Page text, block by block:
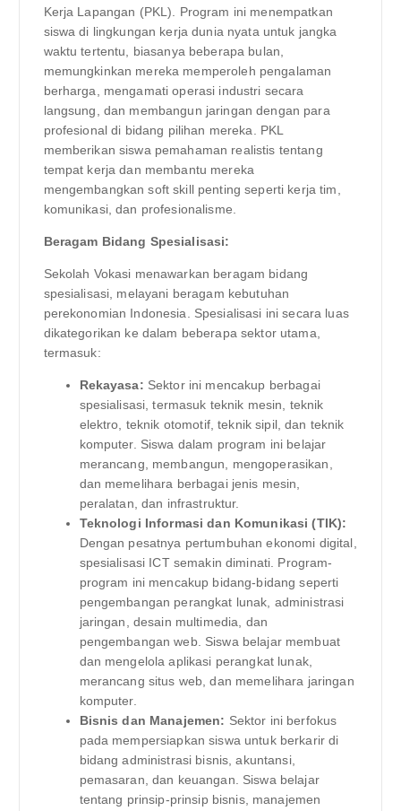
Kerja Lapangan (PKL). Program ini menempatkan
siswa di lingkungan kerja dunia nyata untuk jangka
waktu tertentu, biasanya beberapa bulan,
memungkinkan mereka memperoleh pengalaman
berharga, mengamati operasi industri secara
langsung, dan membangun jaringan dengan para
profesional di bidang pilihan mereka. PKL
memberikan siswa pemahaman realistis tentang
tempat kerja dan membantu mereka
mengembangkan soft skill penting seperti kerja tim,
komunikasi, dan profesionalisme.
Beragam Bidang Spesialisasi:
Sekolah Vokasi menawarkan beragam bidang
spesialisasi, melayani beragam kebutuhan
perekonomian Indonesia. Spesialisasi ini secara luas
dikategorikan ke dalam beberapa sektor utama,
termasuk:
Rekayasa: Sektor ini mencakup berbagai
spesialisasi, termasuk teknik mesin, teknik
elektro, teknik otomotif, teknik sipil, dan teknik
komputer. Siswa dalam program ini belajar
merancang, membangun, mengoperasikan,
dan memelihara berbagai jenis mesin,
peralatan, dan infrastruktur.
Teknologi Informasi dan Komunikasi (TIK):
Dengan pesatnya pertumbuhan ekonomi digital,
spesialisasi ICT semakin diminati. Program-
program ini mencakup bidang-bidang seperti
pengembangan perangkat lunak, administrasi
jaringan, desain multimedia, dan
pengembangan web. Siswa belajar membuat
dan mengelola aplikasi perangkat lunak,
merancang situs web, dan memelihara jaringan
komputer.
Bisnis dan Manajemen: Sektor ini berfokus
pada mempersiapkan siswa untuk berkarir di
bidang administrasi bisnis, akuntansi,
pemasaran, dan keuangan. Siswa belajar
tentang prinsip-prinsip bisnis, manajemen